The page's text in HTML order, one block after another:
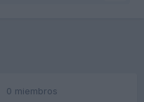
0 miembros